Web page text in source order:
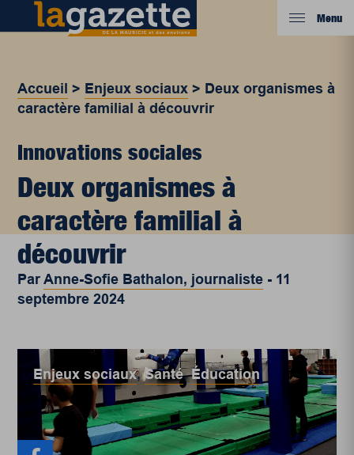
Menu
Accueil > Enjeux sociaux > Deux organismes à
caractère familial à découvrir
Innovations sociales
Deux organismes à
caractère familial à
découvrir
ParAnne-Sofie Bathalon, journaliste - 11
septembre 2024
Enjeux sociaux,Santé,Éducation